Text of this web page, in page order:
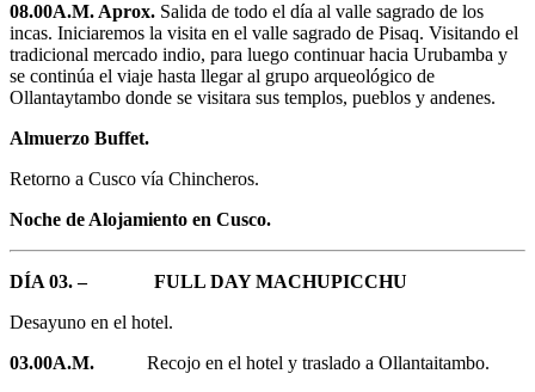
08.00A.M. Aprox. Salida de todo el día al valle sagrado de los
incas. Iniciaremos la visita en el valle sagrado de Pisaq. Visitando el
tradicional mercado indio, para luego continuar hacia Urubamba y
se continúa el viaje hasta llegar al grupo arqueológico de
Ollantaytambo donde se visitara sus templos, pueblos y andenes.
Almuerzo Buffet.
Retorno a Cusco vía Chincheros.
Noche de Alojamiento en Cusco.
DÍA 03. – FULL DAY MACHUPICCHU
Desayuno en el hotel.
03.00A.M. Recojo en el hotel y traslado a Ollantaitambo.